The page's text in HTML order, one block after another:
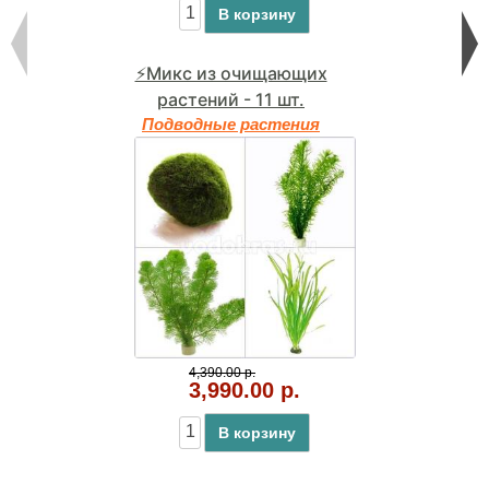
В корзину
⚡Микс из очищающих
растений - 11 шт.
Подводные растения
4,390.00 р.
3,990.00 р.
В корзину